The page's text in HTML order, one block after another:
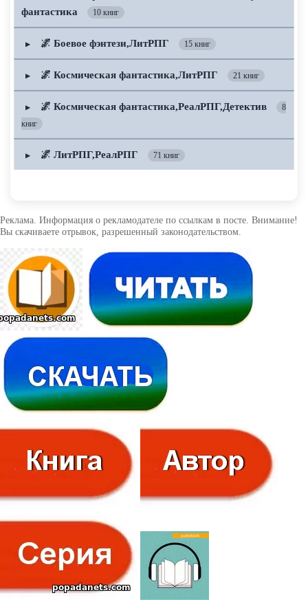
фантастика
10 книг
▶ 🌌 Боевое фэнтези,ЛитРПГ 15 книг
▶ 🌌 Космическая фантастика,ЛитРПГ 21 книг
▶ 🌌 Космическая фантастика,РеалРПГ,Детектив
8
книг
▶ 🌌 ЛитРПГ,РеалРПГ 71 книг
Реклама. Информация о рекламодателе по ссылкам в посте. Внимание!
Вы скачиваете отрывок, разрешенный законодательством.